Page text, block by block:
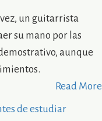
un guitarrista
su mano por las
aunque
Read More